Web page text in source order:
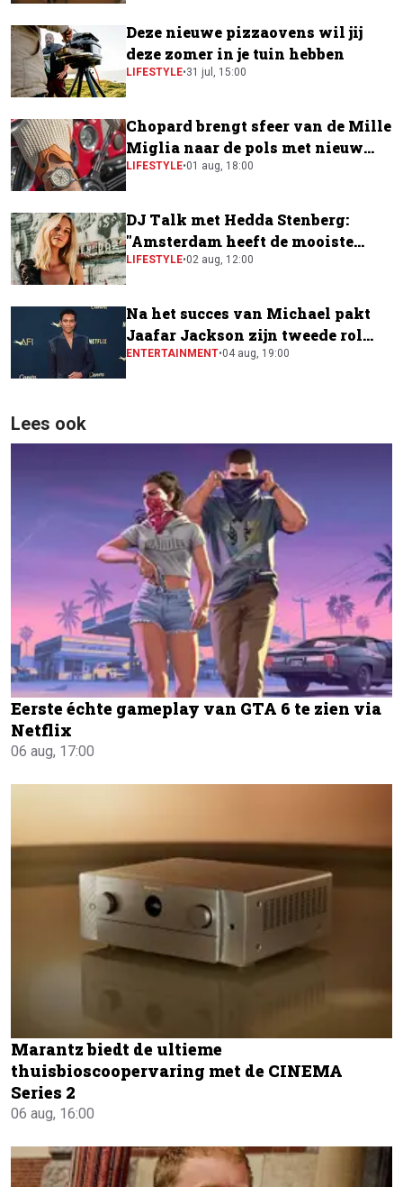
Deze nieuwe pizzaovens wil jij
deze zomer in je tuin hebben
LIFESTYLE•31 jul, 15:00
Chopard brengt sfeer van de Mille
Miglia naar de pols met nieuw
horloge
LIFESTYLE•01 aug, 18:00
DJ Talk met Hedda Stenberg:
"Amsterdam heeft de mooiste
festivalscene van Europa"
LIFESTYLE•02 aug, 12:00
Na het succes van Michael pakt
Jaafar Jackson zijn tweede rol
naast Will Smith
ENTERTAINMENT•04 aug, 19:00
Lees ook
Eerste échte gameplay van GTA 6 te zien via
Netflix
06 aug, 17:00
Marantz biedt de ultieme
thuisbioscoopervaring met de CINEMA
Series 2
06 aug, 16:00